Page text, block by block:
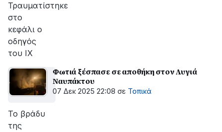
Τραυματίστηκε
στο
κεφάλι ο
οδηγός
του ΙΧ
Φωτιά ξέσπασε σε αποθήκη στον Λυγιά
Ναυπάκτου
07 Δεκ 2025 22:08 σε Τοπικά
Το βράδυ
της